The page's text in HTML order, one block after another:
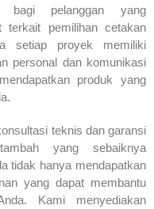
bagi pelanggan yang
terkait pemilihan cetakan
setiap proyek memiliki
personal dan komunikasi
produk yang
teknis dan garansi
yang sebaiknya
tidak hanya mendapatkan
yang dapat membantu
Kami menyediakan